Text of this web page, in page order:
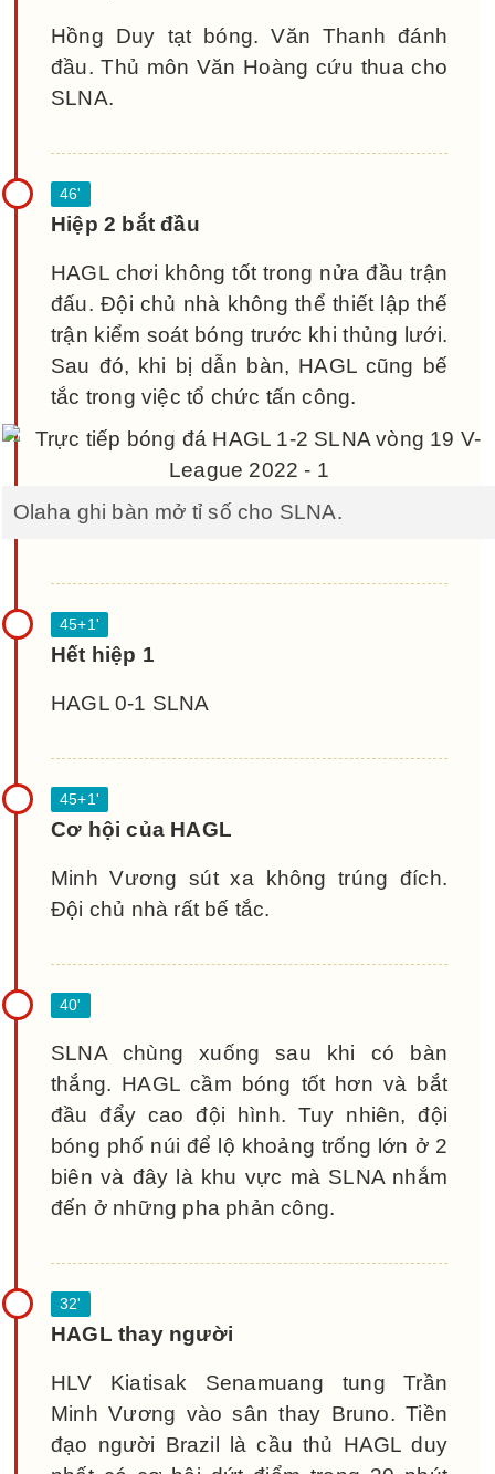
Hồng Duy tạt bóng. Văn Thanh đánh
đầu. Thủ môn Văn Hoàng cứu thua cho
SLNA.
Hiệp 2 bắt đầu
HAGL chơi không tốt trong nửa đầu trận
đấu. Đội chủ nhà không thể thiết lập thế
trận kiểm soát bóng trước khi thủng lưới.
Sau đó, khi bị dẫn bàn, HAGL cũng bế
tắc trong việc tổ chức tấn công.
Olaha ghi bàn mở tỉ số cho SLNA.
Hết hiệp 1
HAGL 0-1 SLNA
Cơ hội của HAGL
Minh Vương sút xa không trúng đích.
Đội chủ nhà rất bế tắc.
SLNA chùng xuống sau khi có bàn
thắng. HAGL cầm bóng tốt hơn và bắt
đầu đẩy cao đội hình. Tuy nhiên, đội
bóng phố núi để lộ khoảng trống lớn ở 2
biên và đây là khu vực mà SLNA nhắm
đến ở những pha phản công.
HAGL thay người
HLV Kiatisak Senamuang tung Trần
Minh Vương vào sân thay Bruno. Tiền
đạo người Brazil là cầu thủ HAGL duy